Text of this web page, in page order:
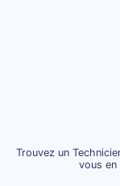
Trouvez un
vous en